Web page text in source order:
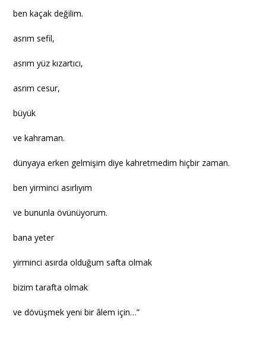
ben kaçak değilim.
asrım sefil,
asrım yüz kızartıcı,
asrım cesur,
büyük
ve kahraman.
dünyaya erken gelmişim diye kahretmedim hiçbir zaman.
ben yirminci asırlıyım
ve bununla övünüyorum.
bana yeter
yirminci asırda olduğum safta olmak
bizim tarafta olmak
ve dövüşmek yeni bir âlem için…”